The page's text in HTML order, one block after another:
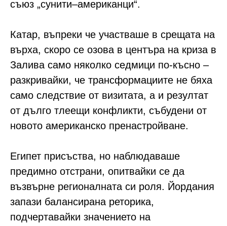
съюз „сунити–американци“.
Катар, въпреки че участваше в срещата на
върха, скоро се озова в центъра на криза в
Залива само няколко седмици по-късно –
разкривайки, че трансформациите не бяха
само следствие от визитата, а и резултат
от дълго тлеещи конфликти, събудени от
новото американско пренастройване.
Египет присъства, но наблюдаваше
предимно отстрани, опитвайки се да
възвърне регионалната си роля. Йордания
запази балансирана реторика,
подчертавайки значението на